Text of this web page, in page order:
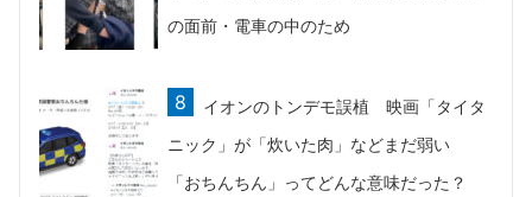
の面前・電車の中のため
イオンのトンデモ誤植 映画「タイタ
ニック」が「炊いた肉」などまだ弱い
「おちんちん」ってどんな意味だった？